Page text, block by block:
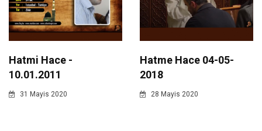
Hatmi Hace -
10.01.2011
31 Mayis 2020
Hatme Hace 04-05-
2018
28 Mayis 2020